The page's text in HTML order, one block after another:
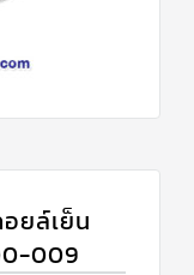
ยล์เย็น
009